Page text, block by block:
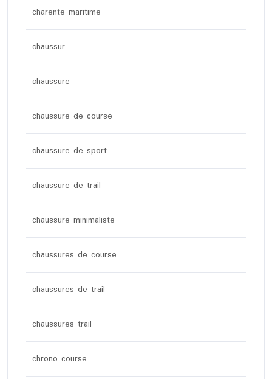
charente maritime
chaussur
chaussure
chaussure de course
chaussure de sport
chaussure de trail
chaussure minimaliste
chaussures de course
chaussures de trail
chaussures trail
chrono course